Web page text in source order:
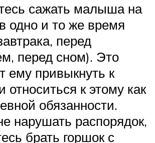
сажать малыша на
одно и то же время
перед
перед сном). Это
ему привыкнуть к
относиться к этому как
обязанности.
нарушать распорядок,
брать горшок с